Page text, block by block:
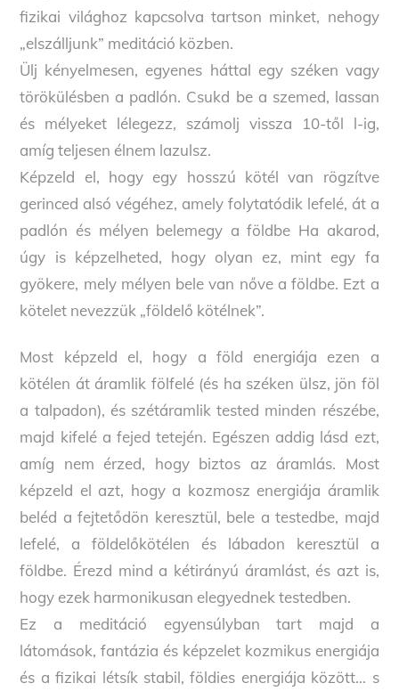
fizikai világhoz kapcsolva tartson minket, nehogy
„elszálljunk” meditáció közben.
Ülj kényelmesen, egyenes háttal egy széken vagy
törökülésben a padlón. Csukd be a szemed, lassan
és mélyeket lélegezz, számolj vissza 10-től l-ig,
amíg teljesen élnem lazulsz.
Képzeld el, hogy egy hosszú kötél van rögzítve
gerinced alsó végéhez, amely folytatódik lefelé, át a
padlón és mélyen belemegy a földbe Ha akarod,
úgy is képzelheted, hogy olyan ez, mint egy fa
gyökere, mely mélyen bele van nőve a földbe. Ezt a
kötelet nevezzük „földelő kötélnek”.
Most képzeld el, hogy a föld energiája ezen a
kötélen át áramlik fölfelé (és ha széken ülsz, jön föl
a talpadon), és szétáramlik tested minden részébe,
majd kifelé a fejed tetején. Egészen addig lásd ezt,
amíg nem érzed, hogy biztos az áramlás. Most
képzeld el azt, hogy a kozmosz energiája áramlik
beléd a fejtetődön keresztül, bele a testedbe, majd
lefelé, a földelőkötélen és lábadon keresztül a
földbe. Érezd mind a kétirányú áramlást, és azt is,
hogy ezek harmonikusan elegyednek testedben.
Ez a meditáció egyensúlyban tart majd a
látomások, fantázia és képzelet kozmikus energiája
és a fizikai létsík stabil, földies energiája között… s